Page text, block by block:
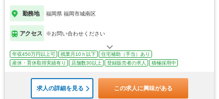
勤務地 福岡県 福岡市城南区
アクセス ※お問い合わせください
年収450万円以上可 残業月10ｈ以下
住宅補助（手当）あり
産休・育休取得実績有り
店舗数30以上 登録販売者の求人 積極採用中
求人の詳細を見る この求人に興味がある